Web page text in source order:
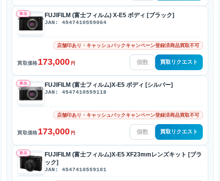
新品 FUJIFILM (富士フィルム) X-E5 ボディ [ブラック]
JAN: 4547410559064
店舗印あり・キャッシュバックキャンペーン登録済商品買取不可
買取価格173,000 円 買取リクエスト
新品 FUJIFILM (富士フィルム)X-E5 ボディ [シルバー]
JAN: 4547410559118
店舗印あり・キャッシュバックキャンペーン登録済商品買取不可
買取価格173,000 円 買取リクエスト
新品
FUJIFILM (富士フィルム)X-E5 XF23mmレンズキット [ブラ
ック]
JAN: 4547410559101